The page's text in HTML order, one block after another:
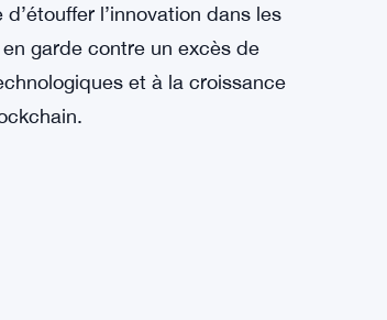
l’innovation dans les
garde contre un excès de
et à la croissance